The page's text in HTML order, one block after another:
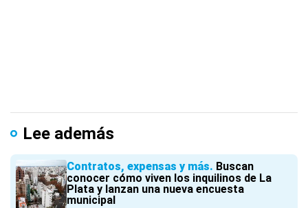
Lee además
Contratos, expensas y más
Buscan
conocer cómo viven los inquilinos de La
Plata y lanzan una nueva encuesta
municipal